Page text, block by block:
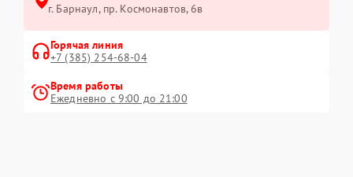
г. Барнаул, ​пр. Космонавтов, 6в
Горячая линия
+7 (385) 254-68-04
Время работы
Ежедневно с 9:00 до 21:00